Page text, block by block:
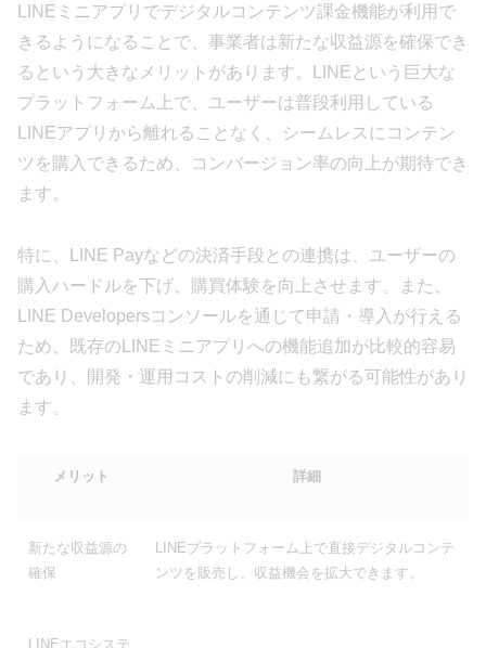
LINEミニアプリでデジタルコンテンツ課金機能が利用で
きるようになることで、事業者は新たな収益源を確保でき
るという大きなメリットがあります。LINEという巨大な
プラットフォーム上で、ユーザーは普段利用している
LINEアプリから離れることなく、シームレスにコンテン
ツを購入できるため、コンバージョン率の向上が期待でき
ます。
特に、LINE Payなどの決済手段との連携は、ユーザーの
購入ハードルを下げ、購買体験を向上させます。また、
LINE Developersコンソールを通じて申請・導入が行える
ため、既存のLINEミニアプリへの機能追加が比較的容易
であり、開発・運用コストの削減にも繋がる可能性があり
ます。
メリット 詳細
新たな収益源の
確保
LINEプラットフォーム上で直接デジタルコンテ
ンツを販売し、収益機会を拡大できます。
LINEエコシステ